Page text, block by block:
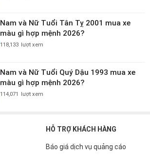
Nam và Nữ Tuổi Tân Tỵ 2001 mua xe
màu gì hợp mệnh 2026?
118,133 lượt xem
Nam và Nữ Tuổi Quý Dậu 1993 mua xe
màu gì hợp mệnh 2026?
114,071 lượt xem
HỖ TRỢ KHÁCH HÀNG
Báo giá dịch vụ quảng cáo